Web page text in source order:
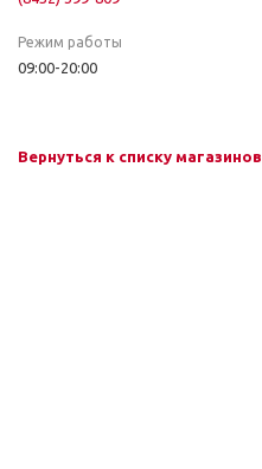
Режим работы
09:00-20:00
Вернуться к списку магазинов